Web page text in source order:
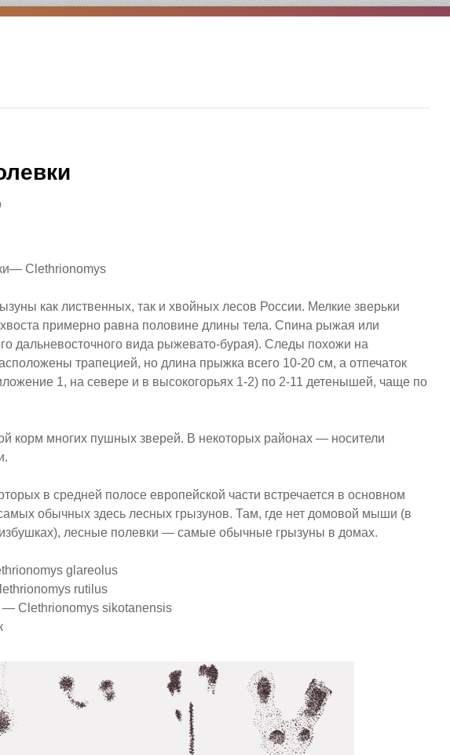
Clethrionomys
как лиственных, так и хвойных лесов России. Мелкие зверьки
примерно равна половине длины тела. Спина рыжая или
дальневосточного вида рыжевато-бурая). Следы похожи на
трапецией, но длина прыжка всего 10-20 см, а отпечаток
1, на севере и в высокогорьях 1-2) по 2-11 детенышей, чаще по
корм многих пушных зверей. В некоторых районах — носители
в средней полосе европейской части встречается в основном
обычных здесь лесных грызунов. Там, где нет домовой мыши (в
лесные полевки — самые обычные грызуны в домах.
glareolus
rutilus
— Clethrionomys sikotanensis